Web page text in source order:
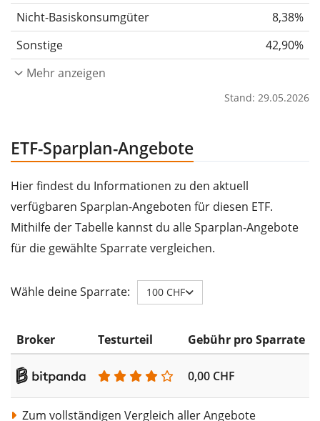
Nicht-Basiskonsumgüter
8,38%
Sonstige
42,90%
Mehr anzeigen
Stand: 29.05.2026
ETF-Sparplan-Angebote
Hier findest du Informationen zu den aktuell
verfügbaren Sparplan-Angeboten für diesen ETF.
Mithilfe der Tabelle kannst du alle Sparplan-Angebote
für die gewählte Sparrate vergleichen.
Wähle deine Sparrate: 100 CHF
Broker Testurteil Gebühr pro Sparrate
0,00 CHF
Zum vollständigen Vergleich aller Angebote